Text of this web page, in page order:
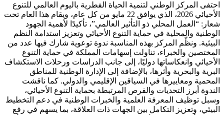
احتفى المركز الوطني لتنمية الحياة الفطرية باليوم العالمي للتنوع
الأحيائي 2026، الذي يوافق 22 مايو من كل عام، ويقام هذا العام تحت
شعار: “العمل المحلي ذو التأثير العالمي”، تأكيدًا لأهمية الجهود
الوطنية والمحلية في حماية التنوع الأحيائي وتعزيز استدامة النظم
البيئية. ونظّم المركز بهذه المناسبة ندوة توعوية شارك فيها عدد من
المختصين والخبراء، تناولت إسهامات المملكة في حماية التنوع
الأحيائي وانعكاساتها دوليًا، إلى جانب الدراسات ورحلات الاستكشاف
البرية والبحرية وأثرها، بالإضافة إلى الإدارة الوطنية للمناطق
المحمية ومعاييرها في السياقين الإقليمي والدولي. كما ناقشت
الندوة أبرز التحديات والفرص المرتبطة بحماية التنوع الأحيائي،
وسبل توظيف المعرفة العلمية والخبرات الوطنية في دعم التخطيط
البيئي، وتعزيز التكامل بين الجهات ذات العلاقة، بما يسهم في رفع